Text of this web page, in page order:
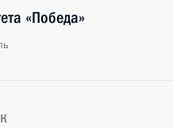
«Победа»